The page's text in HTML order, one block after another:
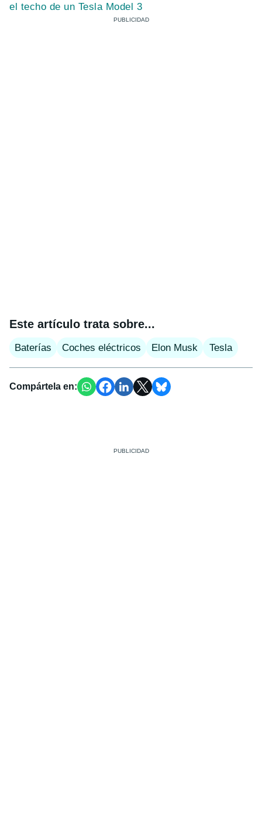
el techo de un Tesla Model 3
Este artículo trata sobre...
Baterías Coches eléctricos Elon Musk Tesla
Compártela en: